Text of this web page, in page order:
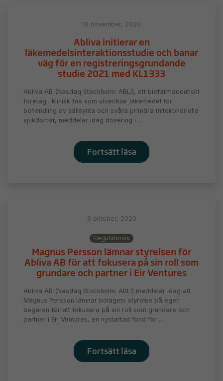
10 november, 2020
Abliva initierar en
läkemedelsinteraktionsstudie och banar
väg för en registreringsgrundande
studie 2021 med KL1333
Abliva AB (Nasdaq Stockholm: ABLI), ett biofarmaceutiskt
företag i klinisk fas som utvecklar läkemedel för
behandling av sällsynta och svåra primära mitokondriella
sjukdomar, meddelar idag dosering i ...
Fortsätt läsa
8 oktober, 2020
Regulatorisk
Magnus Persson lämnar styrelsen för
Abliva AB för att fokusera på sin roll som
grundare och partner i Eir Ventures
Abliva AB (Nasdaq Stockholm: ABLI) meddelar idag att
Magnus Persson lämnar bolagets styrelse på egen
begäran för att fokusera på sin roll som grundare och
partner i Eir Ventures, en nystartad fond för ...
Fortsätt läsa